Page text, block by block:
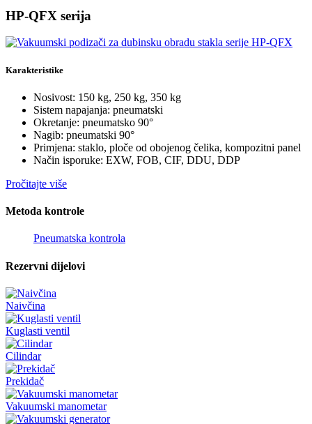
HP-QFX serija
Karakteristike
Nosivost: 150 kg, 250 kg, 350 kg
Sistem napajanja: pneumatski
Okretanje: pneumatsko 90°
Nagib: pneumatski 90°
Primjena: staklo, ploče od obojenog čelika, kompozitni panel
Način isporuke: EXW, FOB, CIF, DDU, DDP
Pročitajte više
Metoda kontrole
Pneumatska kontrola
Rezervni dijelovi
Naivčina
Kuglasti ventil
Cilindar
Prekidač
Vakuumski manometar